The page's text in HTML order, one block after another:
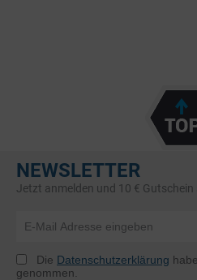
NEWSLETTER
Jetzt anmelden und 10 € Gutschein
Die Datenschutzerklärung
genommen.